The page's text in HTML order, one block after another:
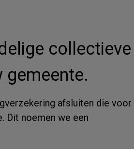
collectieve
gemeente.
afsluiten die voor
Dit noemen we een